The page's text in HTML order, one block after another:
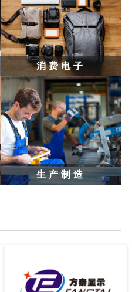
消费电子
生产制造